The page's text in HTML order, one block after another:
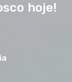
hoje!